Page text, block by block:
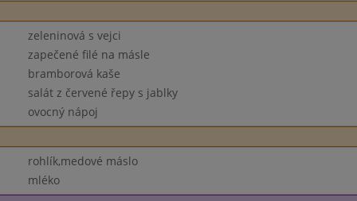
zeleninová s vejci
zapečené filé na másle
bramborová kaše
salát z červené řepy s jablky
ovocný nápoj
rohlík,medové máslo
mléko